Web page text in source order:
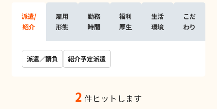
派遣/
紹介
雇用
形態
勤務
時間
福利
厚生
生活
環境
こだ
わり
派遣／請負 紹介予定派遣
2 件ヒットします